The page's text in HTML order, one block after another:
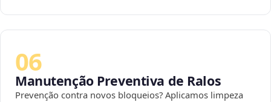
06
Manutenção Preventiva de Ralos
Prevenção contra novos bloqueios? Aplicamos limpeza